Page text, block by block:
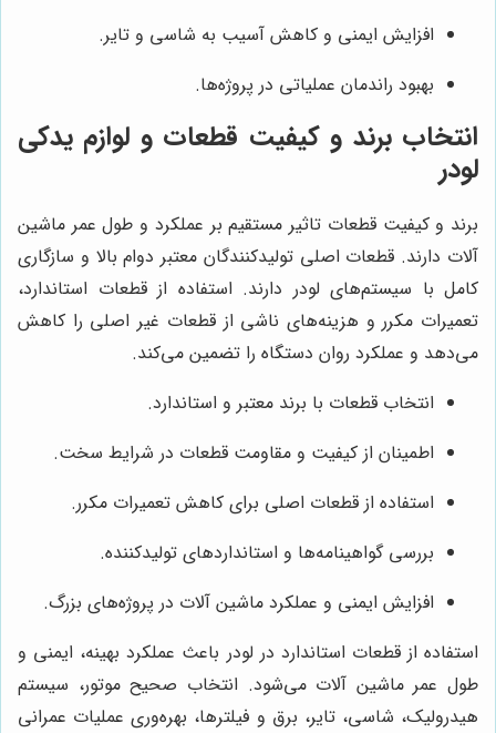
افزایش ایمنی و کاهش آسیب به شاسی و تایر.
بهبود راندمان عملیاتی در پروژه‌ها.
انتخاب برند و کیفیت قطعات و لوازم یدکی
لودر
برند و کیفیت قطعات تاثیر مستقیم بر عملکرد و طول عمر ماشین
آلات دارند. قطعات اصلی تولیدکنندگان معتبر دوام بالا و سازگاری
کامل با سیستم‌های لودر دارند. استفاده از قطعات استاندارد،
تعمیرات مکرر و هزینه‌های ناشی از قطعات غیر اصلی را کاهش
می‌دهد و عملکرد روان دستگاه را تضمین می‌کند.
انتخاب قطعات با برند معتبر و استاندارد.
اطمینان از کیفیت و مقاومت قطعات در شرایط سخت.
استفاده از قطعات اصلی برای کاهش تعمیرات مکرر.
بررسی گواهینامه‌ها و استانداردهای تولیدکننده.
افزایش ایمنی و عملکرد ماشین آلات در پروژه‌های بزرگ.
استفاده از قطعات استاندارد در لودر باعث عملکرد بهینه، ایمنی و
طول عمر ماشین آلات می‌شود. انتخاب صحیح موتور، سیستم
هیدرولیک، شاسی، تایر، برق و فیلترها، بهره‌وری عملیات عمرانی